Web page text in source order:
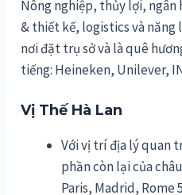
Nông nghiệp, thủy lợi,
& thiết kế, logistics và năng
nơi đặt trụ sở và là quê
tiếng: Heineken, Unilever,
Vị Thế Hà Lan
Với vị trí địa lý quan
phần còn lại của
Paris, Madrid, Rome